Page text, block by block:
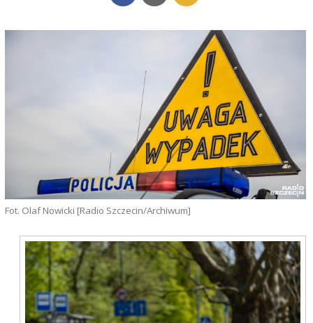
Fot. Olaf Nowicki [Radio Szczecin/Archiwum]